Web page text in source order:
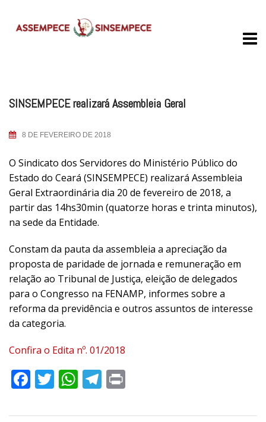
SINSEMPECE realizará Assembleia Geral
8 DE FEVEREIRO DE 2018
O Sindicato dos Servidores do Ministério Público do
Estado do Ceará (SINSEMPECE) realizará Assembleia
Geral Extraordinária dia 20 de fevereiro de 2018, a
partir das 14hs30min (quatorze horas e trinta minutos),
na sede da Entidade.
Constam da pauta da assembleia a apreciação da
proposta de paridade de jornada e remuneração em
relação ao Tribunal de Justiça, eleição de delegados
para o Congresso na FENAMP, informes sobre a
reforma da previdência e outros assuntos de interesse
da categoria.
Confira o Edita nº. 01/2018
Facebook
Twitter
WhatsApp
Telegram